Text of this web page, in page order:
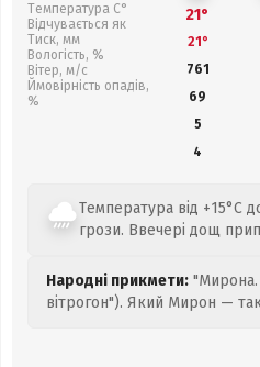
Температура С°
Відчувається як
Тиск, мм
Вологість, %
Вітер, м/с
Ймовірність опадів,
%
21°
21°
761
69
5
4
Температура від +15°C
грози. Ввечері дощ
Народні прикмети:
вітрогон"). Який Мирон —